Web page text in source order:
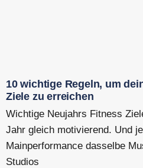
10 wichtige Regeln, um
Ziele zu erreichen
Wichtige Neujahrs Fitness
Jahr gleich motivierend. Und
Mainperformance dasselbe
Studios